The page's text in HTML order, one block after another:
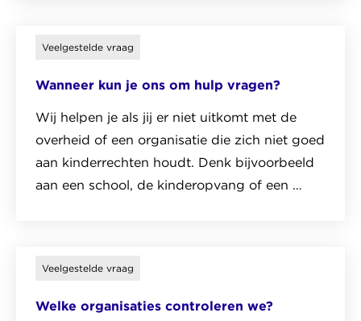
artikel
Onacceptabele
veiligheidsrisico’s
kindervluchtelingen
Veelgestelde vraag
Wanneer kun je ons om hulp vragen?
Wij helpen je als jij er niet uitkomt met de
overheid of een organisatie die zich niet goed
aan kinderrechten houdt. Denk bijvoorbeeld
aan een school, de kinderopvang of een …
veelgestelde
over
Veelgestelde vraag
Welke organisaties controleren we?